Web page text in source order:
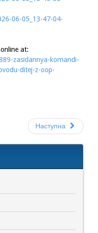
at:
zasidannya-komandi-
ditej-z-oop-
Наступна